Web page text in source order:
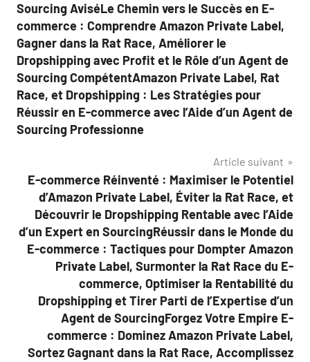
Sourcing AviséLe Chemin vers le Succès en E-
commerce : Comprendre Amazon Private Label,
Gagner dans la Rat Race, Améliorer le
Dropshipping avec Profit et le Rôle d’un Agent de
Sourcing CompétentAmazon Private Label, Rat
Race, et Dropshipping : Les Stratégies pour
Réussir en E-commerce avec l’Aide d’un Agent de
Sourcing Professionne
Article suivant
E-commerce Réinventé : Maximiser le Potentiel
d’Amazon Private Label, Éviter la Rat Race, et
Découvrir le Dropshipping Rentable avec l’Aide
d’un Expert en SourcingRéussir dans le Monde du
E-commerce : Tactiques pour Dompter Amazon
Private Label, Surmonter la Rat Race du E-
commerce, Optimiser la Rentabilité du
Dropshipping et Tirer Parti de l’Expertise d’un
Agent de SourcingForgez Votre Empire E-
commerce : Dominez Amazon Private Label,
Sortez Gagnant dans la Rat Race, Accomplissez